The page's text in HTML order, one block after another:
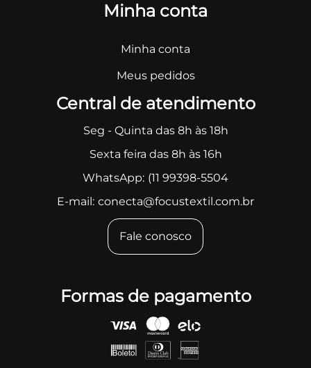
Minha conta
Minha conta
Meus pedidos
Central de atendimento
Seg - Quinta das 8h às 18h
Sexta feira das 8h às 16h
WhatsApp: (11 99398-5504
E-mail: conecta@focustextil.com.br
Fale conosco
Formas de pagamento